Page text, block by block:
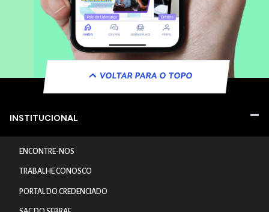
VOLTAR PARA O TOPO
INSTITUCIONAL
ENCONTRE-NOS
TRABALHE CONOSCO
PORTAL DO CREDENCIADO